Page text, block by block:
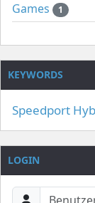
Games 1
KEYWORDS
Speedport
LOGIN